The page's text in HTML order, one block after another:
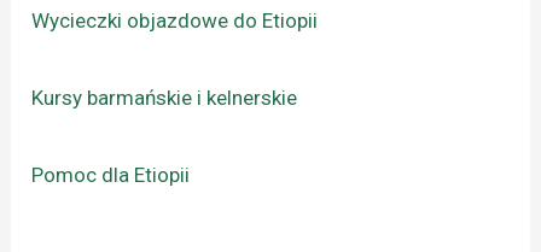
Wycieczki objazdowe do Etiopii
Kursy barmańskie i kelnerskie
Pomoc dla Etiopii